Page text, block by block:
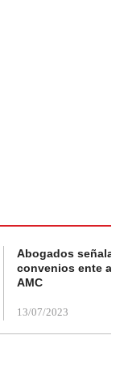
Abogados
convenios ente
AMC
13/07/2023